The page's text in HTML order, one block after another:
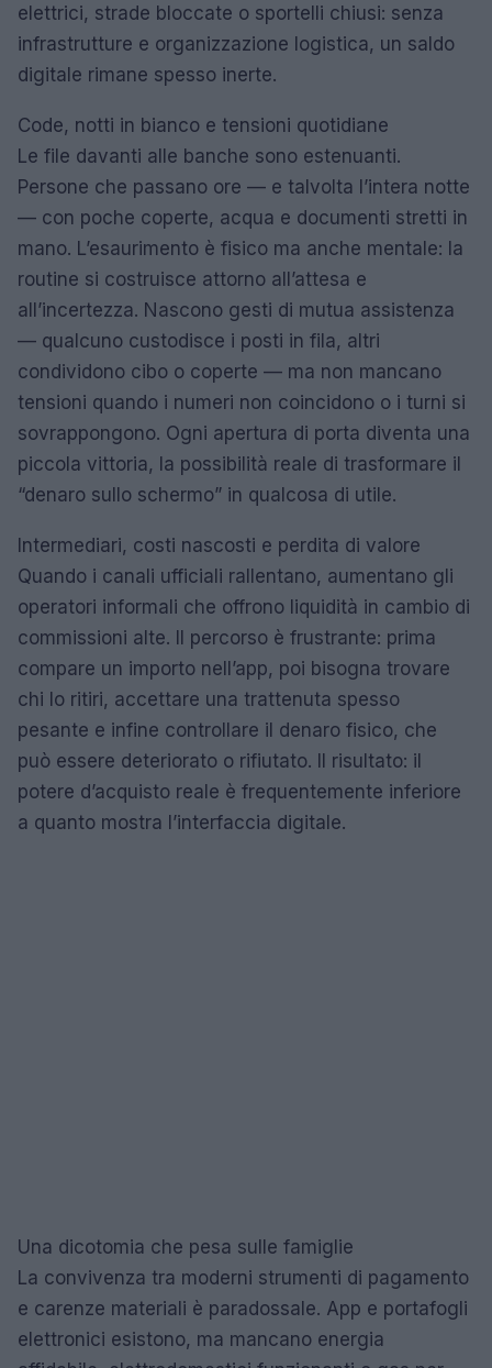
elettrici, strade bloccate o sportelli chiusi: senza
infrastrutture e organizzazione logistica, un saldo
digitale rimane spesso inerte.
Code, notti in bianco e tensioni quotidiane
Le file davanti alle banche sono estenuanti.
Persone che passano ore — e talvolta l’intera notte
— con poche coperte, acqua e documenti stretti in
mano. L’esaurimento è fisico ma anche mentale: la
routine si costruisce attorno all’attesa e
all’incertezza. Nascono gesti di mutua assistenza
— qualcuno custodisce i posti in fila, altri
condividono cibo o coperte — ma non mancano
tensioni quando i numeri non coincidono o i turni si
sovrappongono. Ogni apertura di porta diventa una
piccola vittoria, la possibilità reale di trasformare il
“denaro sullo schermo” in qualcosa di utile.
Intermediari, costi nascosti e perdita di valore
Quando i canali ufficiali rallentano, aumentano gli
operatori informali che offrono liquidità in cambio di
commissioni alte. Il percorso è frustrante: prima
compare un importo nell’app, poi bisogna trovare
chi lo ritiri, accettare una trattenuta spesso
pesante e infine controllare il denaro fisico, che
può essere deteriorato o rifiutato. Il risultato: il
potere d’acquisto reale è frequentemente inferiore
a quanto mostra l’interfaccia digitale.
Una dicotomia che pesa sulle famiglie
La convivenza tra moderni strumenti di pagamento
e carenze materiali è paradossale. App e portafogli
elettronici esistono, ma mancano energia